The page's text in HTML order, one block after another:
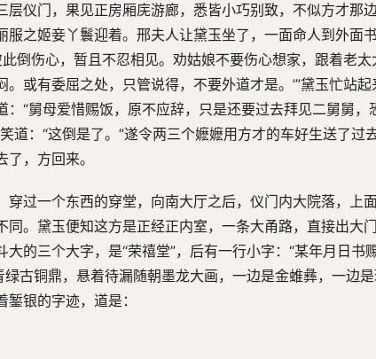
仪门，果见正房厢庑游廊，悉皆小巧别致，不似方才那
之姬妾丫鬟迎着。邢夫人让黛玉坐了，一面命人到外面
倒伤心，暂且不忍相见。劝姑娘不要伤心想家，跟着老
或有委屈之处，只管说得，不要外道才是。’”黛玉忙站起
“舅母爱惜赐饭，原不应辞，只是还要过去拜见二舅舅，
道：“这倒是了。”遂令两三个嬷嬷用方才的车好生送了过
，方回来。
过一个东西的穿堂，向南大厅之后，仪门内大院落，上
。黛玉便知这方是正经正内室，一条大甬路，直接出大
的三个大字，是“荣禧堂”，后有一行小字：“某年月日书赐
古铜鼎，悬着待漏随朝墨龙大画，一边是金蜼彝，一边
银的字迹，道是：